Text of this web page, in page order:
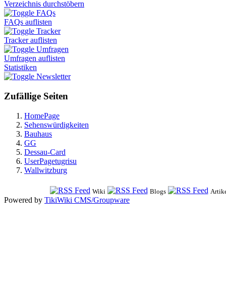
Verzeichnis durchstöbern
FAQs
FAQs auflisten
Tracker
Tracker auflisten
Umfragen
Umfragen auflisten
Statistiken
Newsletter
Zufällige Seiten
HomePage
Sehenswürdigkeiten
Bauhaus
GG
Dessau-Card
UserPagetugrisu
Wallwitzburg
Wiki Blogs
Powered by TikiWiki CMS/Groupware